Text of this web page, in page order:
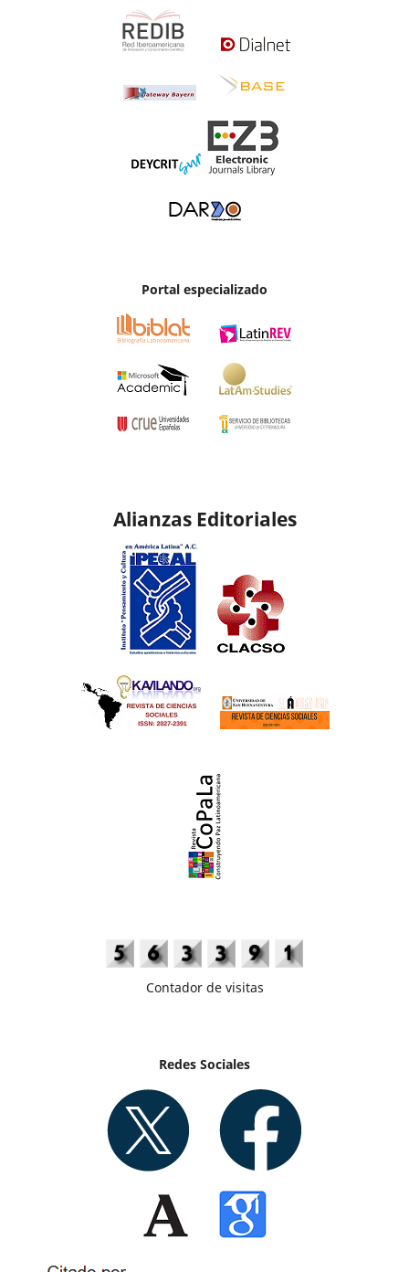
Portal especializado
Alianzas Editoriales
Contador de visitas
Redes Sociales